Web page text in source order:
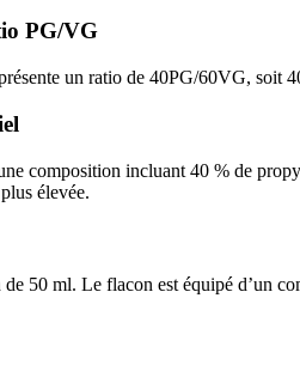
PG/VG
un ratio de 40PG/60VG,
composition incluant 40 % de
élevée.
50 ml. Le flacon est équipé d’un